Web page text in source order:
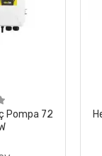
Pompa 72